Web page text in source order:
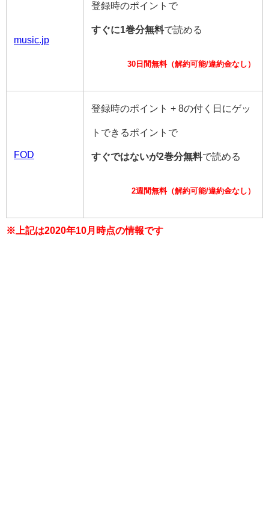
music.jp
登録時のポイントで
すぐに1巻分無料で読める
30日間無料（解約可能/違約金なし）
FOD
登録時のポイント + 8の付く日にゲッ
トできるポイントで
すぐではないが2巻分無料で読める
2週間無料（解約可能/違約金なし）
※上記は2020年10月時点の情報です